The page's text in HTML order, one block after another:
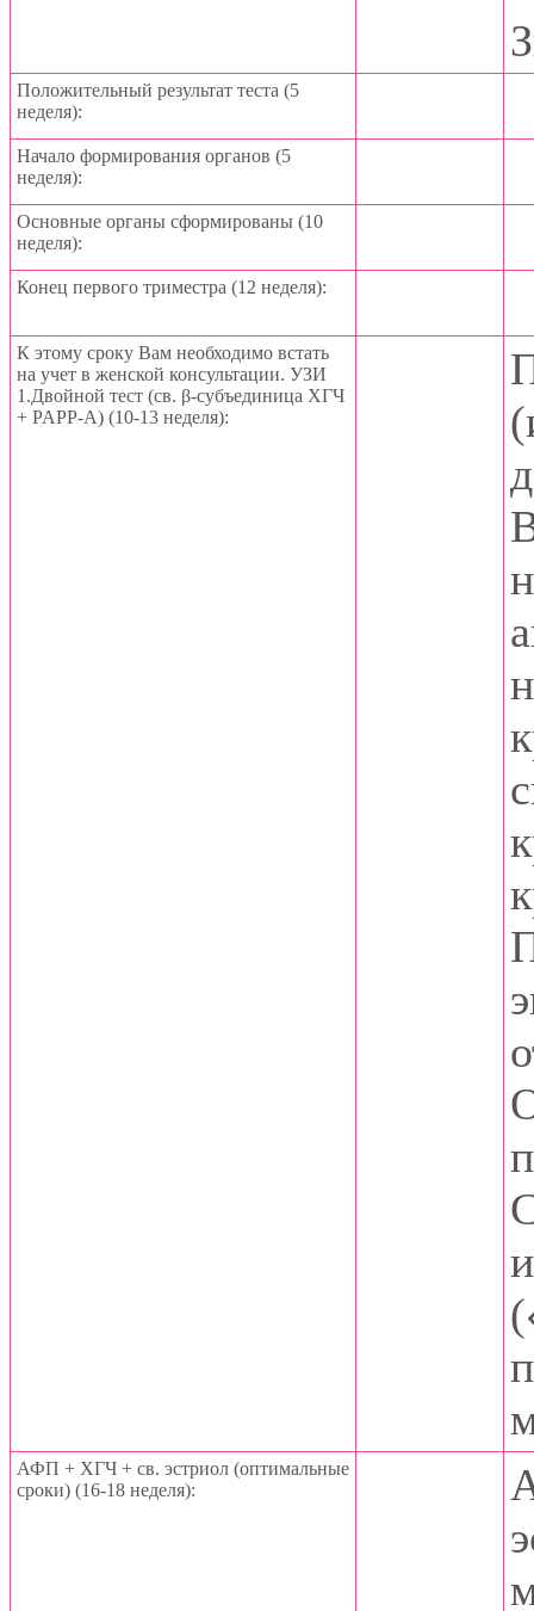
Положительный результат теста (5
неделя):
Начало формирования органов (5
неделя):
Основные органы сформированы (10
неделя):
Конец первого триместра (12 неделя):
К этому сроку Вам необходимо встать
на учет в женской консультации. УЗИ
1.Двойной тест (св. β-субъединица ХГЧ
+ PAPP-A) (10-13 неделя):
АФП + ХГЧ + св. эстриол (оптимальные
сроки) (16-18 неделя):